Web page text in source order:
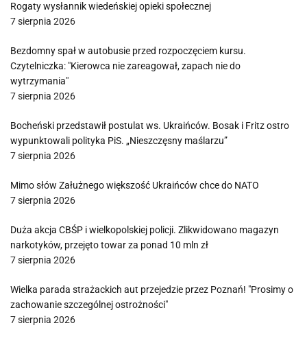
Rogaty wysłannik wiedeńskiej opieki społecznej
7 sierpnia 2026
Bezdomny spał w autobusie przed rozpoczęciem kursu.
Czytelniczka: "Kierowca nie zareagował, zapach nie do
wytrzymania"
7 sierpnia 2026
Bocheński przedstawił postulat ws. Ukraińców. Bosak i Fritz ostro
wypunktowali polityka PiS. „Nieszczęsny maślarzu”
7 sierpnia 2026
Mimo słów Załużnego większość Ukraińców chce do NATO
7 sierpnia 2026
Duża akcja CBŚP i wielkopolskiej policji. Zlikwidowano magazyn
narkotyków, przejęto towar za ponad 10 mln zł
7 sierpnia 2026
Wielka parada strażackich aut przejedzie przez Poznań! "Prosimy o
zachowanie szczególnej ostrożności"
7 sierpnia 2026